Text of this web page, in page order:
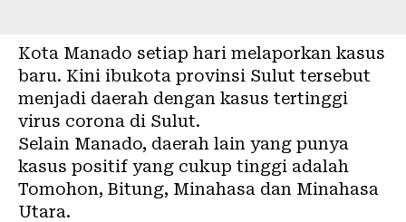
Kota Manado setiap hari melaporkan kasus
baru. Kini ibukota provinsi Sulut tersebut
menjadi daerah dengan kasus tertinggi
virus corona di Sulut.
Selain Manado, daerah lain yang punya
kasus positif yang cukup tinggi adalah
Tomohon, Bitung, Minahasa dan Minahasa
Utara.